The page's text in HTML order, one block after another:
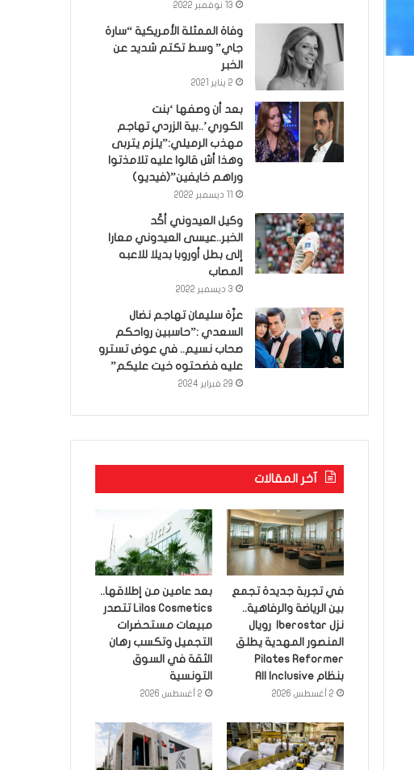
13 نوفمبر 2022
وفاة الممثلة الأمريكية “سارة
جاي” وسط تكتم شديد عن
الخبر
2 يناير 2021
بعد أن وصفها ‘بنت
الكوري’..بية الزردي تهاجم
مهذب الرميلي:”يلزم يتربى
وهذا أش قالوا عليه تلامذتوا
وراهم خايفين”(فيديو)
وكيل العيدوني أكّد
الخبر..عيسى العيدوني معارا
إلى بطل أوروبا بديلا للاعبه
المصاب
3 ديسمبر 2022
عزّة سليمان تهاجم نضال
السعدي :”حاسبين رواحكم
صحاب نسيم.. في عوض تسترو
عليه فضحتوه خيت عليكم”
29 فبراير 2024
آخر المقالات
في تجربة جديدة تجمع
بين الرياضة والرفاهية..
نزل Iberostar رويال
المنصور المهدية يطلق
Pilates Reformer
بنظام All Inclusive
2 أغسطس 2026
بعد عامين من إطلاقها..
Lilas Cosmetics تتصدر
مبيعات مستحضرات
التجميل وتكسب رهان
الثقة في السوق
التونسية
2 أغسطس 2026